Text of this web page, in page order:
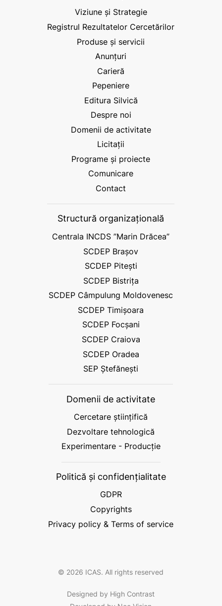
Viziune și Strategie
Registrul Rezultatelor Cercetărilor
Produse și servicii
Anunțuri
Carieră
Pepeniere
Editura Silvică
Despre noi
Domenii de activitate
Licitații
Programe și proiecte
Comunicare
Contact
Structură organizațională
Centrala INCDS ”Marin Drăcea”
SCDEP Brașov
SCDEP Pitești
SCDEP Bistrița
SCDEP Câmpulung Moldovenesc
SCDEP Timișoara
SCDEP Focșani
SCDEP Craiova
SCDEP Oradea
SEP Ștefănești
Domenii de activitate
Cercetare științifică
Dezvoltare tehnologică
Experimentare - Producție
Politică și confidențialitate
GDPR
Copyrights
Privacy policy & Terms of service
© 2026 ICAS. All rights reserved
Designed by High Contrast